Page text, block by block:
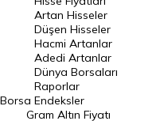
En Çok Düşen Hisseler
Hacmi Artanlar
Geçmiş Kapanışlar
Dünya Borsaları
Raporlar
Borsa
Artan Hisseler
Düşen Hisseler
Hacmi Artanlar
Adedi Artanlar
Dünya Borsaları
Raporlar
Endeksler
Gram Altın Fiyatı